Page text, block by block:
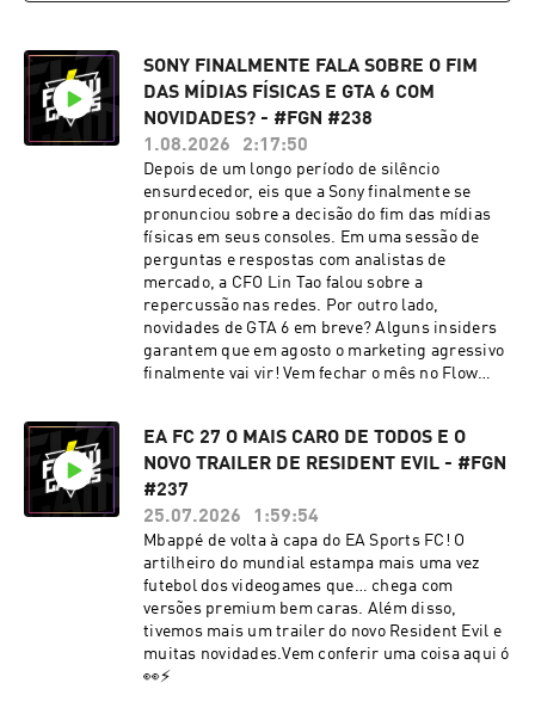
SONY FINALMENTE FALA SOBRE O FIM
DAS MÍDIAS FÍSICAS E GTA 6 COM
NOVIDADES? - #FGN #238
1.08.2026
2:17:50
Depois de um longo período de silêncio
ensurdecedor, eis que a Sony finalmente se
pronunciou sobre a decisão do fim das mídias
físicas em seus consoles. Em uma sessão de
perguntas e respostas com analistas de
mercado, a CFO Lin Tao falou sobre a
repercussão nas redes. Por outro lado,
novidades de GTA 6 em breve? Alguns insiders
garantem que em agosto o marketing agressivo
finalmente vai vir! Vem fechar o mês no Flow
EA FC 27 O MAIS CARO DE TODOS E O
NOVO TRAILER DE RESIDENT EVIL - #FGN
#237
25.07.2026
1:59:54
Mbappé de volta à capa do EA Sports FC! O
artilheiro do mundial estampa mais uma vez
futebol dos videogames que… chega com
versões premium bem caras. Além disso,
tivemos mais um trailer do novo Resident Evil e
muitas novidades.Vem conferir uma coisa aqui ó
👀⚡